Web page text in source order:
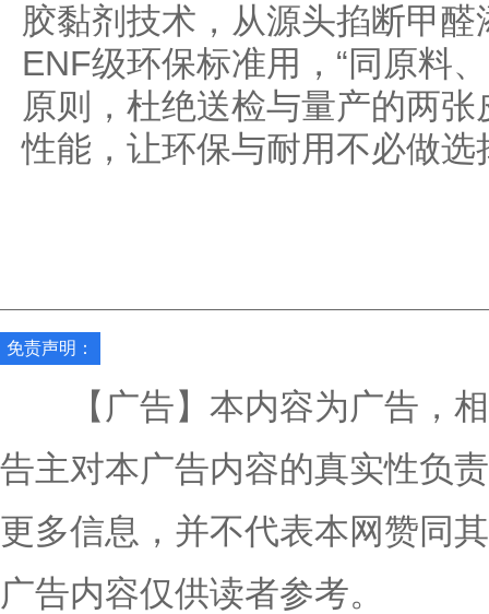
胶黏剂技术，从源头掐断甲
ENF级环保标准用，“同原料
原则，杜绝送检与量产的两
性能，让环保与耐用不必做选
免责声明：
【广告】本内容为广告，相
告主对本广告内容的真实性负
更多信息，并不代表本网赞同
广告内容仅供读者参考。